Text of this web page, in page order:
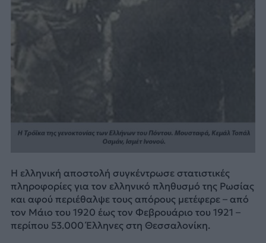
Η ελληνική αποστολή συγκέντρωσε στατιστικές
πληροφορίες για τον ελληνικό πληθυσμό της Ρωσίας
και αφού περιέθαλψε τους απόρους μετέφερε – από
τον Μάιο του 1920 έως τον Φεβρουάριο του 1921 –
περίπου 53.000 Έλληνες στη Θεσσαλονίκη.